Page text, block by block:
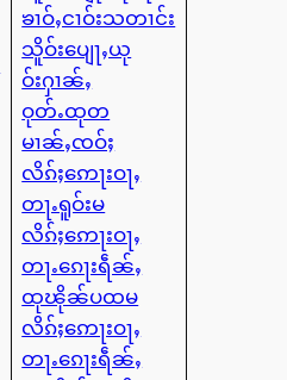
ၶၢဝ်ႇငၢဝ်းသတၢင်း
သိူဝ်းပျေႃႇယု
ဝ်းႁၢၼ်ႇ
ဝုတ်ႉထုတ
မၢၼ်ႇၸဝ်ႈ
လိၵ်ႈဢေႃးဝႃႇ
တႃႉရူဝ်းမ
လိၵ်ႈဢေႃးဝႃႇ
တႃႉၵေႃးရဵၼ်ႇ
ထုၽိုၼ်ပထမ
လိၵ်ႈဢေႃးဝႃႇ
တႃႉၵေႃးရဵၼ်ႇ